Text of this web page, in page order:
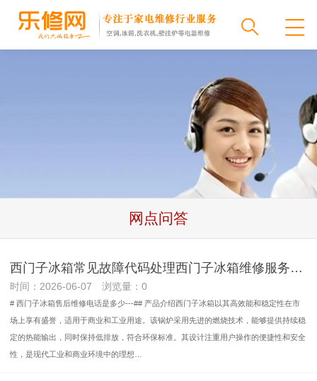
网点问答
西门子冰箱常见故障代码处理西门子冰箱维修服务电话售后电话号码是多少全国2026排名一览
时间：2026-06-07 浏览量：0
# 西门子冰箱售后维修电话是多少---## 产品介绍西门子冰箱以其高效能和稳定性在市
场上享有盛誉，适用于商业和工业用途。该锅炉采用先进的燃烧技术，能够提供持续稳
定的热能输出，同时保持低排放，符合环保标准。其设计注重用户操作的便捷性和安全
性，是现代工业和商业环境中的理想…